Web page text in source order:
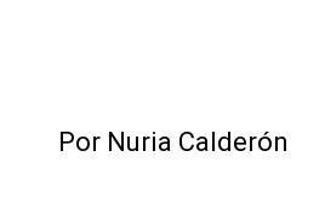
Por Nuria Calderón